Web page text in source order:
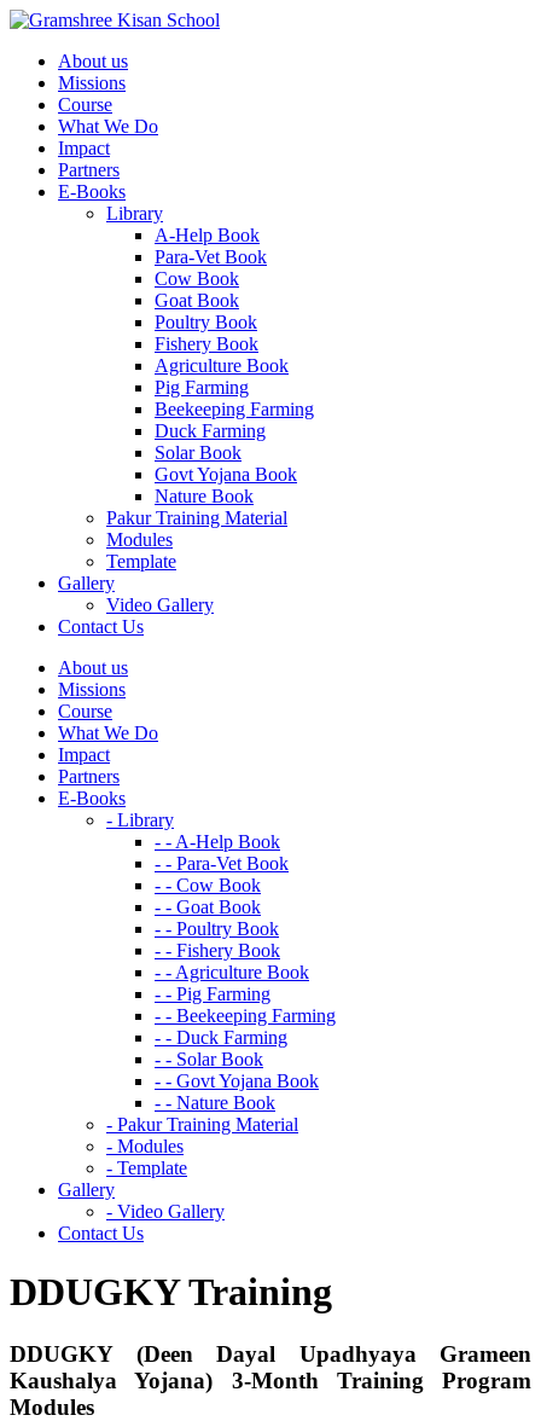
About us
Missions
Course
What We Do
Impact
Partners
E-Books
Library
A-Help Book
Para-Vet Book
Cow Book
Goat Book
Poultry Book
Fishery Book
Agriculture Book
Pig Farming
Beekeeping Farming
Duck Farming
Solar Book
Govt Yojana Book
Nature Book
Pakur Training Material
Modules
Template
Gallery
Video Gallery
Contact Us
About us
Missions
Course
What We Do
Impact
Partners
E-Books
- Library
- - A-Help Book
- - Para-Vet Book
- - Cow Book
- - Goat Book
- - Poultry Book
- - Fishery Book
- - Agriculture Book
- - Pig Farming
- - Beekeeping Farming
- - Duck Farming
- - Solar Book
- - Govt Yojana Book
- - Nature Book
- Pakur Training Material
- Modules
- Template
Gallery
- Video Gallery
Contact Us
DDUGKY Training
DDUGKY (Deen Dayal Upadhyaya Grameen
Kaushalya Yojana) 3-Month Training Program
Modules